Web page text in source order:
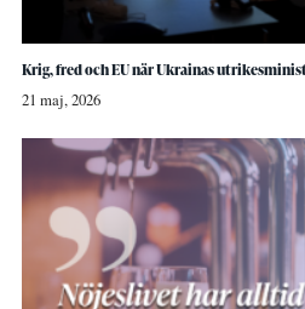
Krig, fred och EU när Ukrainas
21 maj, 2026